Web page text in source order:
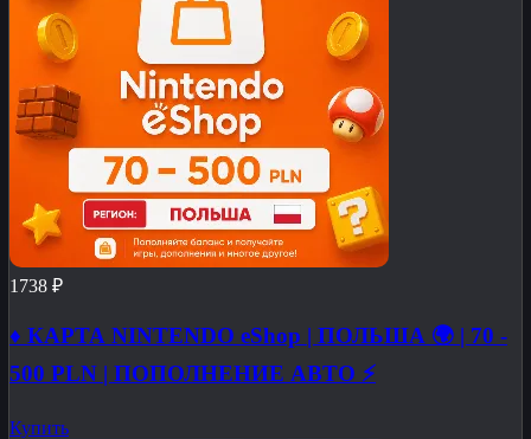
1738 ₽
♦️ КАРТА NINTENDO eShop | ПОЛЬША 🌍 | 70 -
500 PLN | ПОПОЛНЕНИЕ АВТО ⚡
Купить